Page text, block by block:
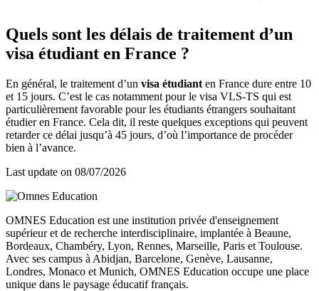
Quels sont les délais de traitement d’un
visa étudiant en France ?
En général, le traitement d’un visa étudiant en France dure entre 10
et 15 jours. C’est le cas notamment pour le visa VLS-TS qui est
particulièrement favorable pour les étudiants étrangers souhaitant
étudier en France. Cela dit, il reste quelques exceptions qui peuvent
retarder ce délai jusqu’à 45 jours, d’où l’importance de procéder
bien à l’avance.
Last update on 08/07/2026
OMNES Education est une institution privée d'enseignement
supérieur et de recherche interdisciplinaire, implantée à Beaune,
Bordeaux, Chambéry, Lyon, Rennes, Marseille, Paris et Toulouse.
Avec ses campus à Abidjan, Barcelone, Genève, Lausanne,
Londres, Monaco et Munich, OMNES Education occupe une place
unique dans le paysage éducatif français.